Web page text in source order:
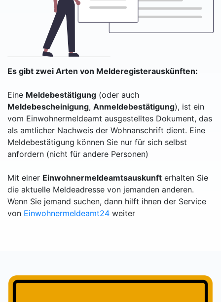
Es gibt zwei Arten von Melderegisterauskünften:
Eine Meldebestätigung (oder auch
Meldebescheinigung, Anmeldebestätigung), ist ein
vom Einwohnermeldeamt ausgestelltes Dokument, das
als amtlicher Nachweis der Wohnanschrift dient. Eine
Meldebestätigung können Sie nur für sich selbst
anfordern (nicht für andere Personen)
Mit einer Einwohnermeldeamtsauskunft erhalten Sie
die aktuelle Meldeadresse von jemanden anderen.
Wenn Sie jemand suchen, dann hilft ihnen der Service
von Einwohnermeldeamt24 weiter